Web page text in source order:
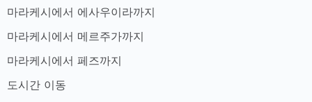
마라케시에서 에사우이라까지
마라케시에서 메르주가까지
마라케시에서 페즈까지
도시간 이동